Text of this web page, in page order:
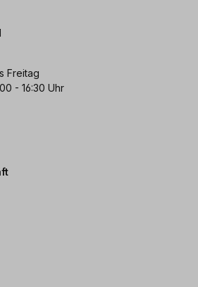
Freitag
- 16:30 Uhr